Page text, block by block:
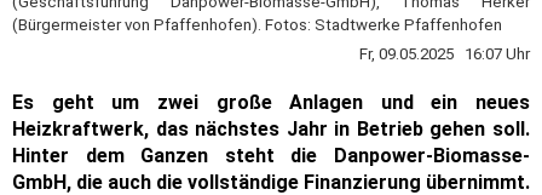
(Bürgermeister von Pfaffenhofen). Fotos: Stadtwerke Pfaffenhofen
Fr, 09.05.2025 16:07 Uhr
Es geht um zwei große Anlagen und ein neues
Heizkraftwerk, das nächstes Jahr in Betrieb gehen soll.
Hinter dem Ganzen steht die Danpower-Biomasse-
GmbH, die auch die vollständige Finanzierung übernimmt.